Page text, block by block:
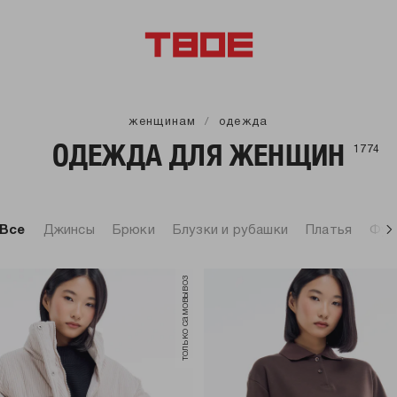
женщинам одежда
ОДЕЖДА ДЛЯ ЖЕНЩИН 1774
Все Джинсы Брюки Блузки и рубашки Платья
только самовывоз